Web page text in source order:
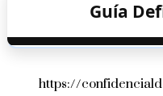
Guía
https://